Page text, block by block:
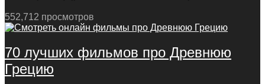
552,712 просмотров
70 лучших фильмов про Древнюю
Грецию